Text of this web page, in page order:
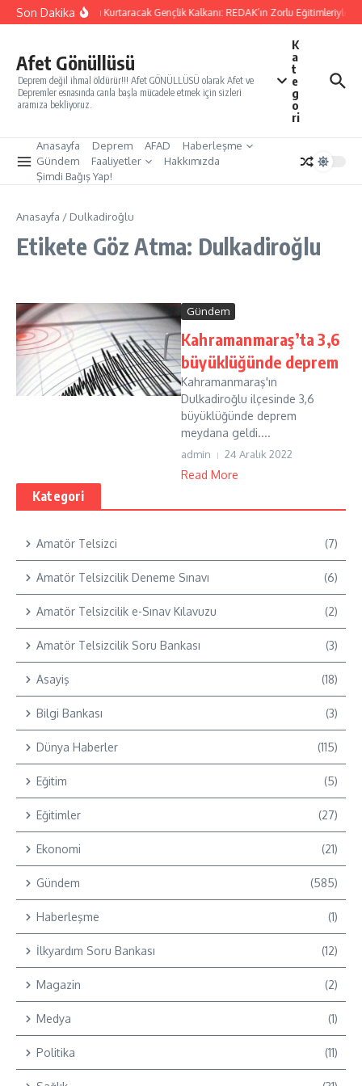
İçeriğe atla
Son DakikaYarınları Kurtaracak Gençlik Kalkanı: REDAK’ın Zorlu Eğitimleriyle
Afet Gönüllüsü
Deprem değil ihmal öldürür!!! Afet GÖNÜLLÜSÜ olarak Afet ve
Depremler esnasında canla başla mücadele etmek için sizleri
aramıza bekliyoruz.
K
a
t
e
g
o
ri
Anasayfa Deprem AFAD
Haberleşme
Gündem
Faaliyetler
Hakkımızda
Şimdi Bağış Yap!
Anasayfa / Dulkadiroğlu
Etikete Göz Atma: Dulkadiroğlu
Gündem
Kahramanmaraş’ta 3,6
büyüklüğünde deprem
Kahramanmaraş'ın
Dulkadiroğlu ilçesinde 3,6
büyüklüğünde deprem
meydana geldi....
admin 24 Aralık 2022
Read More
Kategori
Amatör Telsizci (7)
Amatör Telsizcilik Deneme Sınavı (6)
Amatör Telsizcilik e-Sınav Kılavuzu (2)
Amatör Telsizcilik Soru Bankası (3)
Asayiş (18)
Bilgi Bankası (3)
Dünya Haberler (115)
Eğitim (5)
Eğitimler (27)
Ekonomi (21)
Gündem (585)
Haberleşme (1)
İlkyardım Soru Bankası (12)
Magazin (2)
Medya (1)
Politika (11)